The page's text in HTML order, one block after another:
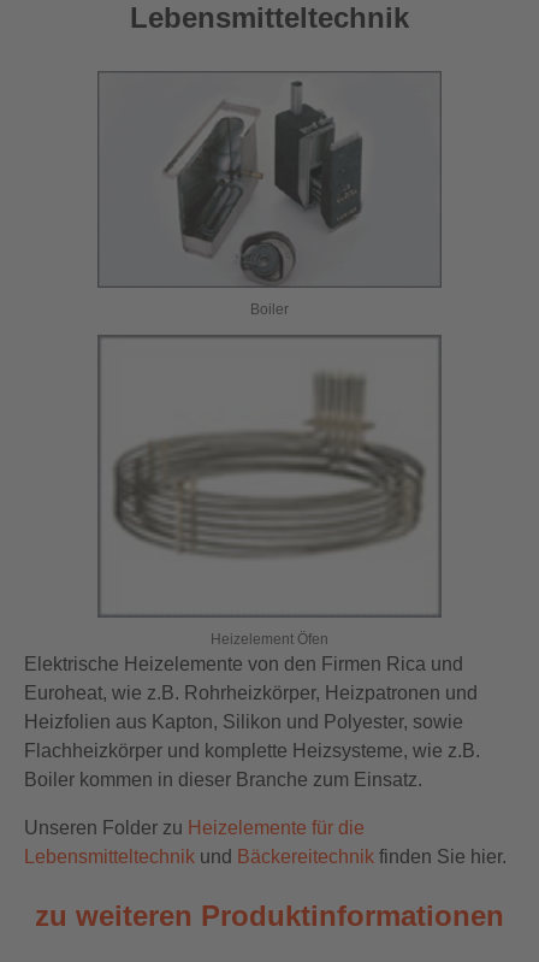
Lebensmitteltechnik
Boiler
Heizelement Öfen
Elektrische Heizelemente von den Firmen Rica und
Euroheat, wie z.B. Rohrheizkörper, Heizpatronen und
Heizfolien aus Kapton, Silikon und Polyester, sowie
Flachheizkörper und komplette Heizsysteme, wie z.B.
Boiler kommen in dieser Branche zum Einsatz.
Unseren Folder zu Heizelemente für die
Lebensmitteltechnik und Bäckereitechnik finden Sie hier.
zu weiteren Produktinformationen